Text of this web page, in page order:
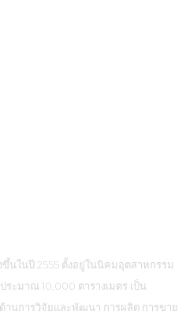
นในปี 2555 ตั้งอยู่ในนิคมอุตสาหกรรม
ะมาณ 10,000 ตารางเมตร เป็น
นการวิจัยและพัฒนา การผลิต การขาย